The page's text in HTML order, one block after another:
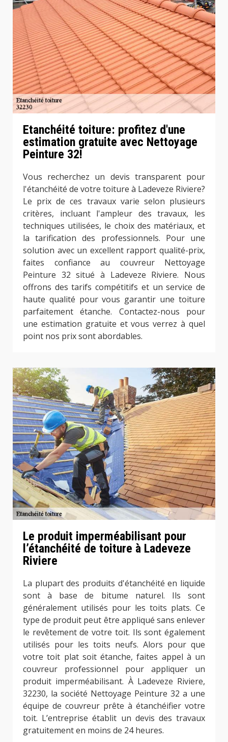
Etanchéité toiture: profitez d'une
estimation gratuite avec Nettoyage
Peinture 32!
Vous recherchez un devis transparent pour
l'étanchéité de votre toiture à Ladeveze Riviere?
Le prix de ces travaux varie selon plusieurs
critères, incluant l'ampleur des travaux, les
techniques utilisées, le choix des matériaux, et
la tarification des professionnels. Pour une
solution avec un excellent rapport qualité-prix,
faites confiance au couvreur Nettoyage
Peinture 32 situé à Ladeveze Riviere. Nous
offrons des tarifs compétitifs et un service de
haute qualité pour vous garantir une toiture
parfaitement étanche. Contactez-nous pour
une estimation gratuite et vous verrez à quel
point nos prix sont abordables.
Le produit imperméabilisant pour
l’étanchéité de toiture à Ladeveze
Riviere
La plupart des produits d'étanchéité en liquide
sont à base de bitume naturel. Ils sont
généralement utilisés pour les toits plats. Ce
type de produit peut être appliqué sans enlever
le revêtement de votre toit. Ils sont également
utilisés pour les toits neufs. Alors pour que
votre toit plat soit étanche, faites appel à un
couvreur professionnel pour appliquer un
produit imperméabilisant. À Ladeveze Riviere,
32230, la société Nettoyage Peinture 32 a une
équipe de couvreur prête à étanchéifier votre
toit. L’entreprise établit un devis des travaux
gratuitement en moins de 24 heures.